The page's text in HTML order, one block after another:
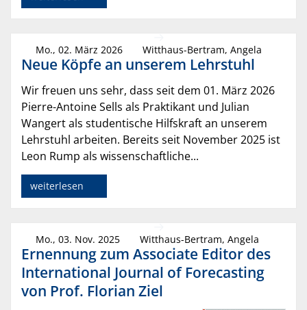
Mo., 02. März 2026 Witthaus-Bertram, Angela
Neue Köpfe an unserem Lehrstuhl
Wir freuen uns sehr, dass seit dem 01. März 2026
Pierre-Antoine Sells als Praktikant und Julian
Wangert als studentische Hilfskraft an unserem
Lehrstuhl arbeiten. Bereits seit November 2025 ist
Leon Rump als wissenschaftliche...
weiterlesen
Mo., 03. Nov. 2025 Witthaus-Bertram, Angela
Ernennung zum Associate Editor des
International Journal of Forecasting
von Prof. Florian Ziel